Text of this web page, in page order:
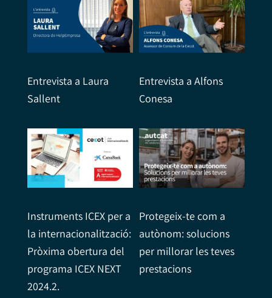
Entrevista a Laura
Sallent
Entrevista a Alfons
Conesa
Instruments ICEX per a
la internacionalització:
Pròxima obertura del
programa ICEX NEXT
2024.2.
Protegeix-te com a
autònom: solucions
per millorar les teves
prestacions